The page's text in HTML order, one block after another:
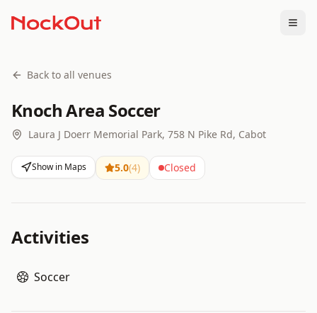
Back to all venues
Knoch Area Soccer
Laura J Doerr Memorial Park, 758 N Pike Rd, Cabot
Show in Maps 5.0(4) Closed
Activities
Soccer